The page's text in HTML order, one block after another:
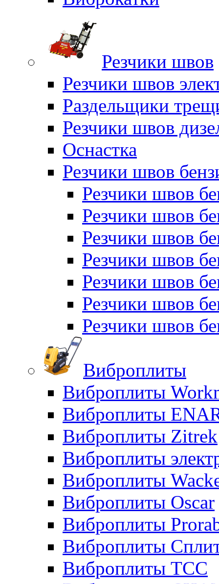
Резчики швов
Резчики швов
Раздельщики
Резчики швов
Оснастка
Резчики швов
Резчики швов
Резчики швов
Резчики швов
Резчики швов
Резчики швов
Резчики швов
Резчики швов
Виброплиты
Виброплиты
Виброплиты
Виброплиты Zitrek
Виброплиты
Виброплиты
Виброплиты Oscar
Виброплиты
Виброплиты
Виброплиты ТСС